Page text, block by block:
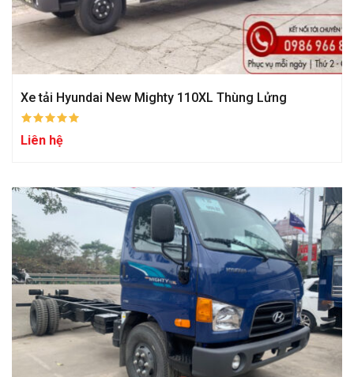
Xe tải Hyundai New Mighty 110XL Thùng Lửng
Liên hệ